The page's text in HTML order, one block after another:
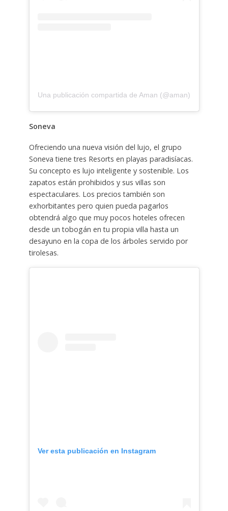
Una publicación compartida de Aman (@aman)
Soneva
Ofreciendo una nueva visión del lujo, el grupo
Soneva tiene tres Resorts en playas paradisíacas.
Su concepto es lujo inteligente y sostenible. Los
zapatos están prohibidos y sus villas son
espectaculares. Los precios también son
exhorbitantes pero quien pueda pagarlos
obtendrá algo que muy pocos hoteles ofrecen
desde un tobogán en tu propia villa hasta un
desayuno en la copa de los árboles servido por
tirolesas.
Ver esta publicación en Instagram